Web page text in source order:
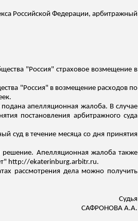
Российской Федерации, арбитражный
"Россия" страховое возмещение в
"Россия" в возмещение расходов по
апелляционная жалоба. В случае
постановления арбитражного суда
суд в течение месяца со дня принятия
Апелляционная жалоба также
http://ekaterinburg.arbitr.ru.
рассмотрения дела можно получить
Судья
САФРОНОВА А.А.